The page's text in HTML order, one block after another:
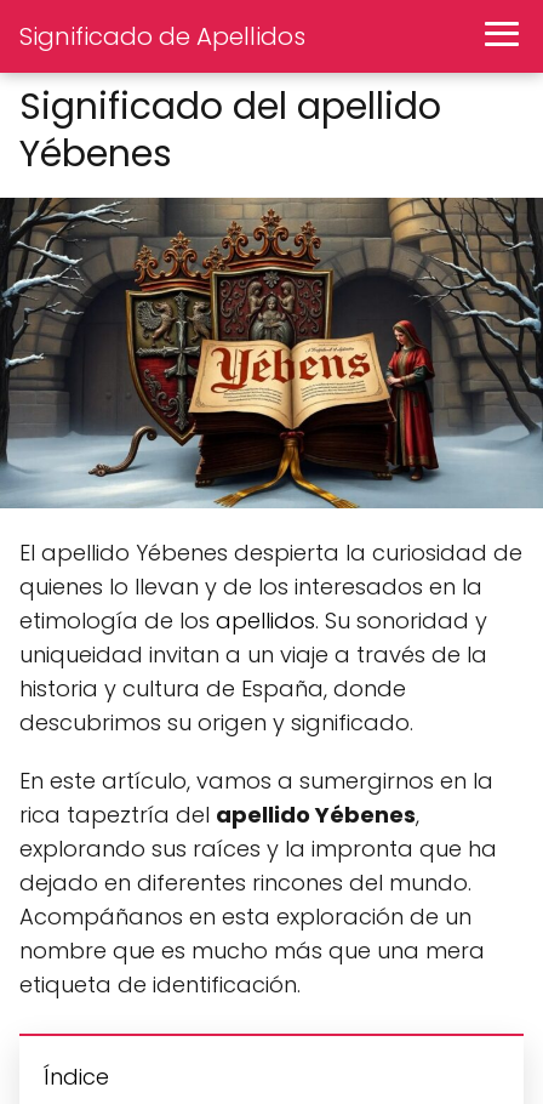
Significado de Apellidos
Significado del apellido
Yébenes
El apellido Yébenes despierta la curiosidad de
quienes lo llevan y de los interesados en la
etimología de los apellidos. Su sonoridad y
uniqueidad invitan a un viaje a través de la
historia y cultura de España, donde
descubrimos su origen y significado.
En este artículo, vamos a sumergirnos en la
rica tapeztría del apellido Yébenes,
explorando sus raíces y la impronta que ha
dejado en diferentes rincones del mundo.
Acompáñanos en esta exploración de un
nombre que es mucho más que una mera
etiqueta de identificación.
Índice